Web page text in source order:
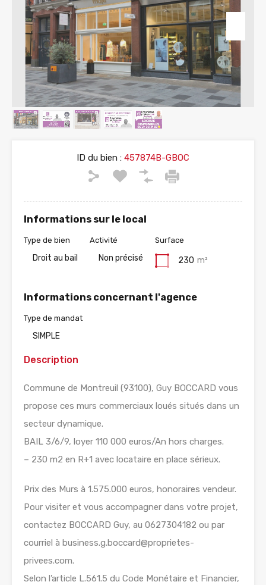
ID du bien : 457874B-GBOC
Informations sur le local
Type de bien
Droit au bail
Activité
Non précisé
Surface
230 m²
Informations concernant l'agence
Type de mandat
SIMPLE
Description
Commune de Montreuil (93100), Guy BOCCARD vous
propose ces murs commerciaux loués situés dans un
secteur dynamique.
BAIL 3/6/9, loyer 110 000 euros/An hors charges.
– 230 m2 en R+1 avec locataire en place sérieux.
Prix des Murs à 1.575.000 euros, honoraires vendeur.
Pour visiter et vous accompagner dans votre projet,
contactez BOCCARD Guy, au 0627304182 ou par
courriel à business.g.boccard@proprietes-
privees.com.
Selon l’article L.561.5 du Code Monétaire et Financier,